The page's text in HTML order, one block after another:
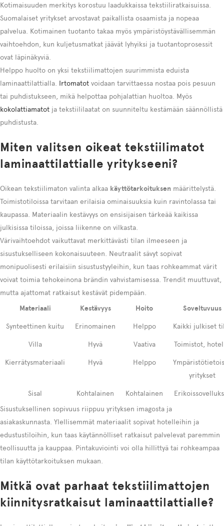
Kotimaisuuden merkitys korostuu laadukkaissa tekstiiliratkaisuissa.
Suomalaiset yritykset arvostavat paikallista osaamista ja nopeaa
palvelua. Kotimainen tuotanto takaa myös ympäristöystävällisemmän
vaihtoehdon, kun kuljetusmatkat jäävät lyhyiksi ja tuotantoprosessit
ovat läpinäkyviä.
Helppo huolto on yksi tekstiilimattojen suurimmista eduista
laminaattilattialla. Irtomatot voidaan tarvittaessa nostaa pois pesuun
tai puhdistukseen, mikä helpottaa pohjalattian huoltoa. Myös
kokolattiamatot ja tekstiililaatat on suunniteltu kestämään säännöllistä
puhdistusta.
Miten valitsen oikeat tekstiilimatot
laminaattilattialle yritykseeni?
Oikean tekstiilimaton valinta alkaa käyttötarkoituksen määrittelystä.
Toimistotiloissa tarvitaan erilaisia ominaisuuksia kuin ravintolassa tai
kaupassa. Materiaalin kestävyys on ensisijaisen tärkeää kaikissa
julkisissa tiloissa, joissa liikenne on vilkasta.
Värivaihtoehdot vaikuttavat merkittävästi tilan ilmeeseen ja
sisustukselliseen kokonaisuuteen. Neutraalit sävyt sopivat
monipuolisesti erilaisiin sisustustyyleihin, kun taas rohkeammat värit
voivat toimia tehokeinona brändin vahvistamisessa. Trendit muuttuvat,
mutta ajattomat ratkaisut kestävät pidempään.
Materiaali
Kestävyys Hoito Soveltuvuus
Synteettinen kuitu Erinomainen Helppo Kaikki julkiset
Villa Hyvä Vaativa Toimistot,
Kierrätysmateriaali Hyvä Helppo
yritykset
Sisal Kohtalainen Kohtalainen
Sisustuksellinen sopivuus riippuu yrityksen imagosta ja
asiakaskunnasta. Ylellisemmät materiaalit sopivat hotelleihin ja
edustustiloihin, kun taas käytännölliset ratkaisut palvelevat paremmin
teollisuutta ja kauppaa. Pintakuviointi voi olla hillittyä tai rohkeampaa
tilan käyttötarkoituksen mukaan.
Mitkä ovat parhaat tekstiilimattojen
kiinnitysratkaisut laminaattilattialle?